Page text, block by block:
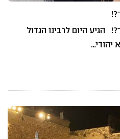
הגיע היום לרבינו הגדול
יהודי…